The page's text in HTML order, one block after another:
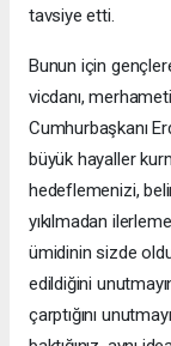
tavsiye etti.
Bunun için
vicdanı,
Cumhurbaşkanı
büyük hayaller
hedeflemenizi,
yıkılmadan
ümidinin sizde
edildiğini
çarptığını